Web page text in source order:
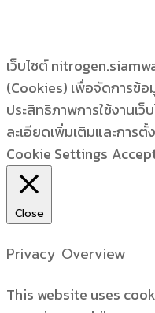
เว็บไซต์
(Cookies) เพื่อจัดการข้
ประสิทธิภาพการใช้งานเ
ละเอียดเพิ่มเติมและการ
Cookie Settings
Close
Privacy Overview
This website uses